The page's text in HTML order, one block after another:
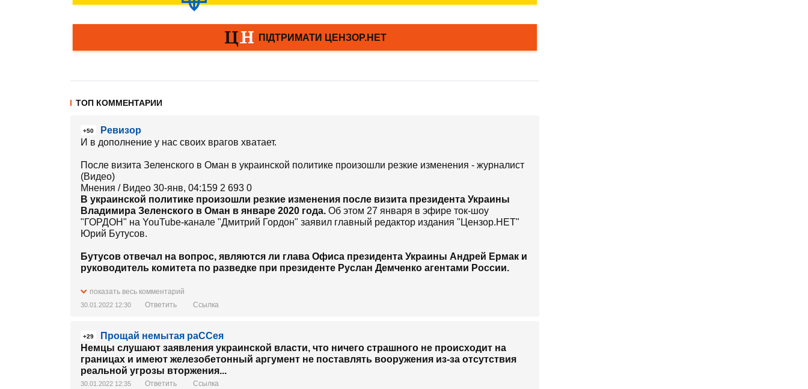
ТОП КОММЕНТАРИИ
+50
Ревизор
И в дополнение у нас своих врагов хватает.
После визита Зеленского в Оман в украинской политике произошли резкие изменения - журналист
(Видео)
Мнения / Видео 30-янв, 04:159 2 693 0
В украинской политике произошли резкие изменения после визита президента Украины
Владимира Зеленского в Оман в январе 2020 года. Об этом 27 января в эфире ток-шоу
"ГОРДОН" на YouTube-канале "Дмитрий Гордон" заявил главный редактор издания "Цензор.НЕТ"
Юрий Бутусов.
Бутусов отвечал на вопрос, являются ли глава Офиса президента Украины Андрей Ермак и
руководитель комитета по разведке при президенте Руслан Демченко агентами России.
"Я думаю, что Демченко - российский агент. Об этом говорит не какая-то секретная
информация, а его карьера и поступки. [...] Этот человек сейчас Москвой признан как их
была такая попытка в 2020 года, - все это произошло в результате таинственных
переговоров с неизвестными (у нас нет информации), которые состоялись у
президента в Омане.
После этих переговоров, которых никто не оглашал. Как сказал президент Зеленский,
показать весь комментарий
30.01.2022 12:30 Ответить Ссылка
+29
Прощай немытая раССея
Немцы слушают заявления украинской власти, что ничего страшного не происходит на
границах и имеют железобетонный аргумент не поставлять вооружения из-за отсутствия
реальной угрозы вторжения...
30.01.2022 12:35 Ответить Ссылка